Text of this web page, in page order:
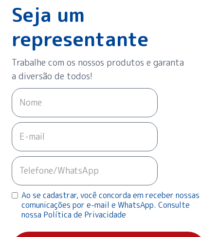
Seja um
representante
Trabalhe com os nossos produtos e garanta
a diversão de todos!
Ao se cadastrar, você concorda em receber nossas
comunicações por e-mail e WhatsApp. Consulte
nossa Política de Privacidade